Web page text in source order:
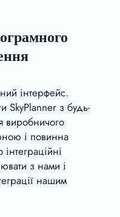
інтерфейс.
SkyPlanner з будь-
виробничого
і повинна
з нами і
нашим